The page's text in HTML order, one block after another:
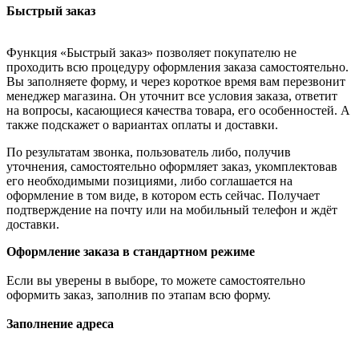
Быстрый заказ
Функция «Быстрый заказ» позволяет покупателю не
проходить всю процедуру оформления заказа самостоятельно.
Вы заполняете форму, и через короткое время вам перезвонит
менеджер магазина. Он уточнит все условия заказа, ответит
на вопросы, касающиеся качества товара, его особенностей. А
также подскажет о вариантах оплаты и доставки.
По результатам звонка, пользователь либо, получив
уточнения, самостоятельно оформляет заказ, укомплектовав
его необходимыми позициями, либо соглашается на
оформление в том виде, в котором есть сейчас. Получает
подтверждение на почту или на мобильный телефон и ждёт
доставки.
Оформление заказа в стандартном режиме
Если вы уверены в выборе, то можете самостоятельно
оформить заказ, заполнив по этапам всю форму.
Заполнение адреса